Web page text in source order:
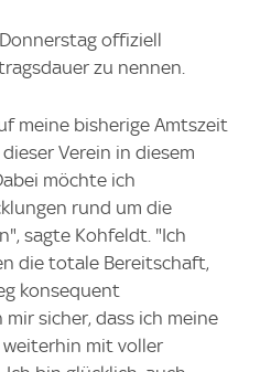
offiziell
zu nennen.
meine bisherige Amtszeit
Verein in diesem
möchte ich
rund um die
sagte Kohfeldt. "Ich
die totale Bereitschaft,
konsequent
sicher, dass ich meine
weiterhin mit voller